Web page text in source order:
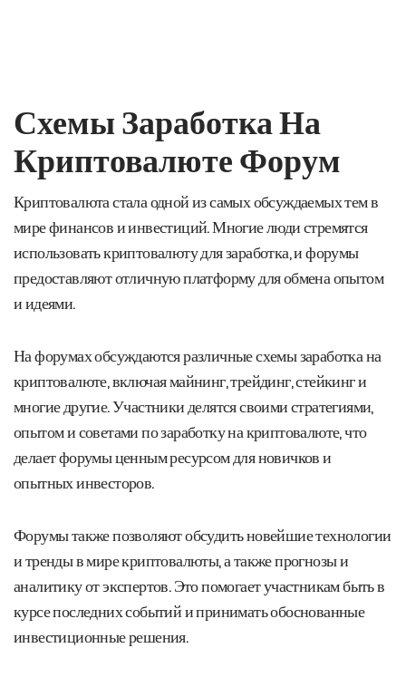
Схемы Заработка На
Криптовалюте Форум
Криптовалюта стала одной из самых обсуждаемых тем в
мире финансов и инвестиций. Многие люди стремятся
использовать криптовалюту для заработка, и форумы
предоставляют отличную платформу для обмена опытом
и идеями.
На форумах обсуждаются различные схемы заработка на
криптовалюте, включая майнинг, трейдинг, стейкинг и
многие другие. Участники делятся своими стратегиями,
опытом и советами по заработку на криптовалюте, что
делает форумы ценным ресурсом для новичков и
опытных инвесторов.
Форумы также позволяют обсудить новейшие технологии
и тренды в мире криптовалюты, а также прогнозы и
аналитику от экспертов. Это помогает участникам быть в
курсе последних событий и принимать обоснованные
инвестиционные решения.